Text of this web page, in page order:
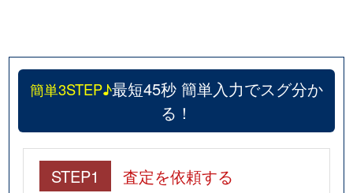
簡単3STEP♪最短45秒 簡単入力でスグ分か
る！
STEP1 査定を依頼する